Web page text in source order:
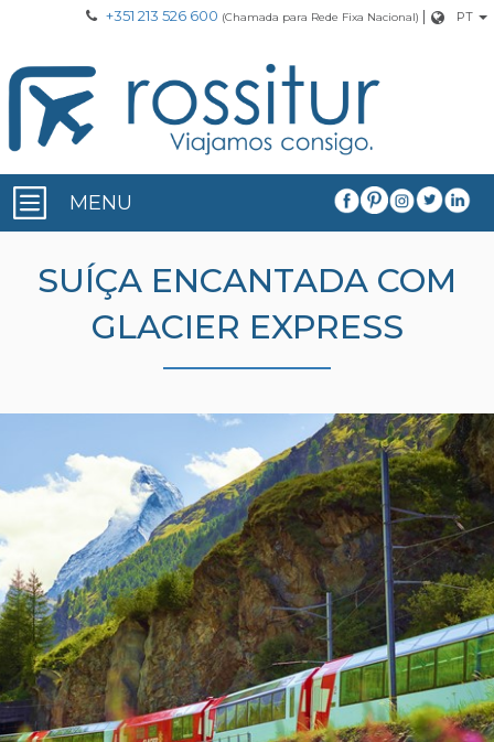
+351 213 526 600 (Chamada para Rede Fixa Nacional) | PT
MENU
SUÍÇA ENCANTADA COM
GLACIER EXPRESS